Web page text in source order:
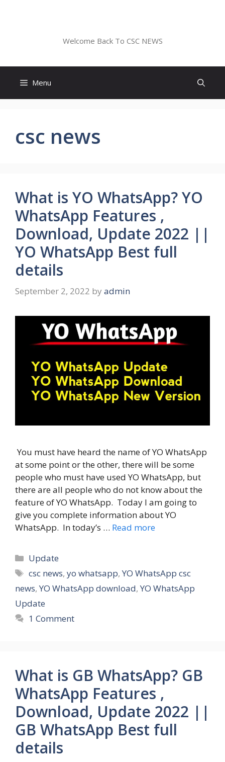
Welcome Back To CSC NEWS
Menu
csc news
What is YO WhatsApp? YO
WhatsApp Features ,
Download, Update 2022 ||
YO WhatsApp Best full
details
September 2, 2022 by admin
You must have heard the name of YO WhatsApp
at some point or the other, there will be some
people who must have used YO WhatsApp, but
there are all people who do not know about the
feature of YO WhatsApp. Today I am going to
give you complete information about YO
WhatsApp. In today’s … Read more
Categories
Update
Tags
csc news,yo whatsapp,YO WhatsApp csc
news, YO WhatsApp download, YO WhatsApp
Update
1 Comment
What is GB WhatsApp? GB
WhatsApp Features ,
Download, Update 2022 ||
GB WhatsApp Best full
details